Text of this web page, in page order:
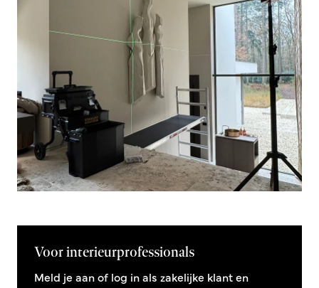
Voor interieurprofessionals
Meld je aan of log in als zakelijke klant en